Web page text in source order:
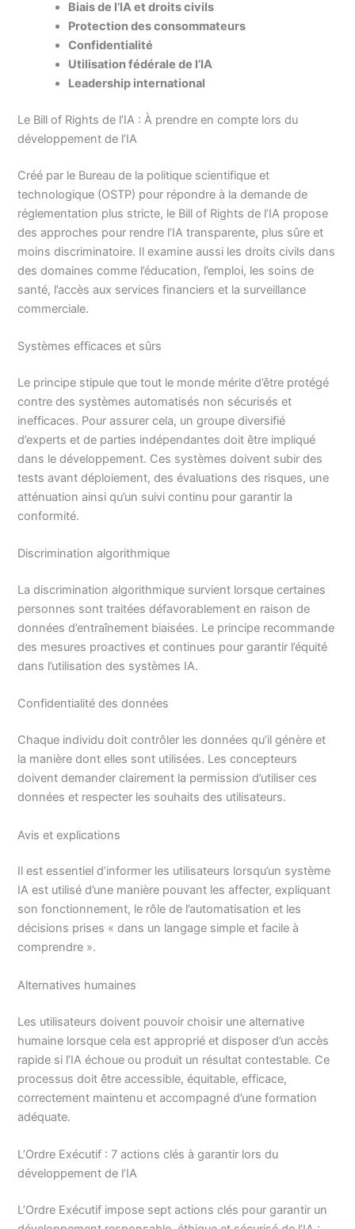
Biais de l’IA et droits civils
Protection des consommateurs
Confidentialité
Utilisation fédérale de l’IA
Leadership international
Le Bill of Rights de l’IA : À prendre en compte lors du
développement de l’IA
Créé par le Bureau de la politique scientifique et
technologique (OSTP) pour répondre à la demande de
réglementation plus stricte, le Bill of Rights de l’IA propose
des approches pour rendre l’IA transparente, plus sûre et
moins discriminatoire. Il examine aussi les droits civils dans
des domaines comme l’éducation, l’emploi, les soins de
santé, l’accès aux services financiers et la surveillance
commerciale.
Systèmes efficaces et sûrs
Le principe stipule que tout le monde mérite d’être protégé
contre des systèmes automatisés non sécurisés et
inefficaces. Pour assurer cela, un groupe diversifié
d’experts et de parties indépendantes doit être impliqué
dans le développement. Ces systèmes doivent subir des
tests avant déploiement, des évaluations des risques, une
atténuation ainsi qu’un suivi continu pour garantir la
conformité.
Discrimination algorithmique
La discrimination algorithmique survient lorsque certaines
personnes sont traitées défavorablement en raison de
données d’entraînement biaisées. Le principe recommande
des mesures proactives et continues pour garantir l’équité
dans l’utilisation des systèmes IA.
Confidentialité des données
Chaque individu doit contrôler les données qu’il génère et
la manière dont elles sont utilisées. Les concepteurs
doivent demander clairement la permission d’utiliser ces
données et respecter les souhaits des utilisateurs.
Avis et explications
Il est essentiel d’informer les utilisateurs lorsqu’un système
IA est utilisé d’une manière pouvant les affecter, expliquant
son fonctionnement, le rôle de l’automatisation et les
décisions prises « dans un langage simple et facile à
comprendre ».
Alternatives humaines
Les utilisateurs doivent pouvoir choisir une alternative
humaine lorsque cela est approprié et disposer d’un accès
rapide si l’IA échoue ou produit un résultat contestable. Ce
processus doit être accessible, équitable, efficace,
correctement maintenu et accompagné d’une formation
adéquate.
L’Ordre Exécutif : 7 actions clés à garantir lors du
développement de l’IA
L’Ordre Exécutif impose sept actions clés pour garantir un